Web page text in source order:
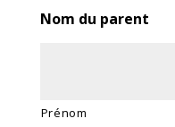
Nom du parent
Prénom